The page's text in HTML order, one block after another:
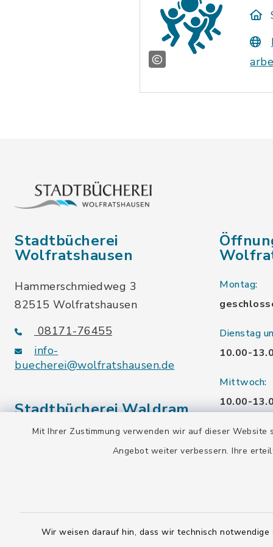
Mit Ihrer Zustimmung verwenden wir auf dieser
Angebot weiter verbessern. Ihre
Wir weisen darauf hin, dass wir technisch
Stadtbücherei
Wolfratshausen
Hammerschmiedweg 3
82515 Wolfratshausen
08171-76455
info-
buecherei@wolfratshausen.de
Stadtbücherei Waldram
Kardinal-Wendel-Str. 96
82515 Wolfratshausen
Montag:
Dienstag
10.00-
Mittwoch:
10.00-
15.00-
Freitag: